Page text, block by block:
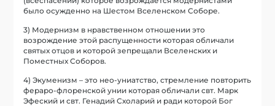
было осужденно на Шестом Вселенском Соборе.
3) Модернизм в нравственном отношении это
возрождение этой распущенности которая обличали
святых отцов и которой зепрещали Вселенских и
Поместных Соборов.
4) Экуменизм – это нео-униатство, стремление повторить
фераро-флоренской унии которая обличали свт. Марк
Эфеский и свт. Генадий Схоларий и ради которой Бог